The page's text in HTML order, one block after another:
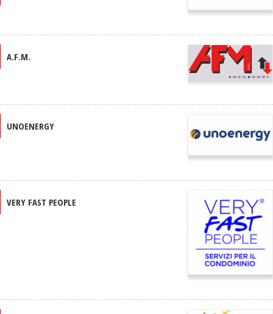
A.F.M.
UNOENERGY
VERY FAST PEOPLE